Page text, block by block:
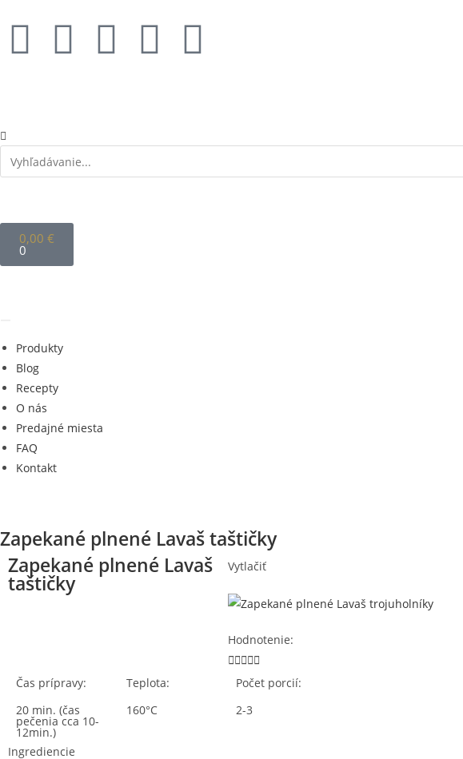
0,00 €
0
Produkty
Blog
Recepty
O nás
Predajné miesta
FAQ
Kontakt
Zapekané plnené Lavaš taštičky
Zapekané plnené Lavaš
taštičky
Vytlačiť
Hodnotenie:

Čas prípravy:
20 min. (čas
pečenia cca 10-
12min.)
Teplota:
160°C
Počet porcií:
2-3
Ingrediencie